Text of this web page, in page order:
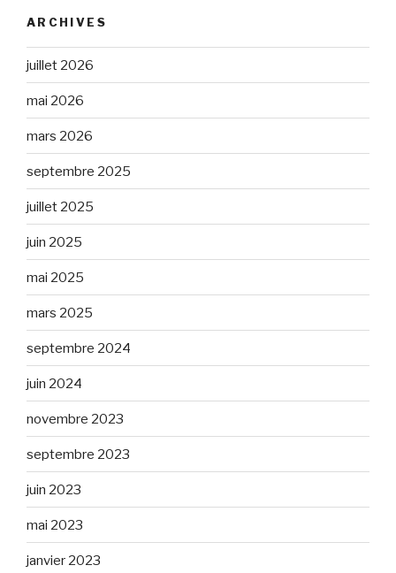
ARCHIVES
juillet 2026
mai 2026
mars 2026
septembre 2025
juillet 2025
juin 2025
mai 2025
mars 2025
septembre 2024
juin 2024
novembre 2023
septembre 2023
juin 2023
mai 2023
janvier 2023